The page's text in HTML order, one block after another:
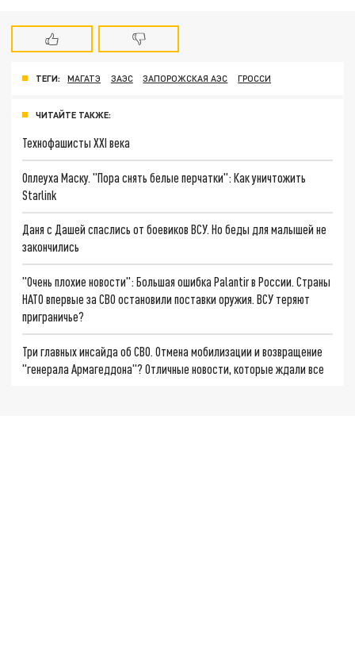
ТЕГИ: МАГАТЭ ЗАЭС ЗАПОРОЖСКАЯ АЭС ГРОССИ
ЧИТАЙТЕ ТАКЖЕ:
Технофашисты XXI века
Оплеуха Маску. "Пора снять белые перчатки": Как уничтожить
Starlink
Даня с Дашей спаслись от боевиков ВСУ. Но беды для малышей не
закончились
"Очень плохие новости": Большая ошибка Palantir в России. Страны
НАТО впервые за СВО остановили поставки оружия. ВСУ теряют
приграничье?
Три главных инсайда об СВО. Отмена мобилизации и возвращение
"генерала Армагеддона"? Отличные новости, которые ждали все